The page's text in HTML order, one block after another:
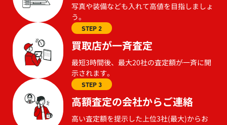
写真や装備なども入れて高値を目指しましょ
う。
STEP 2
買取店が一斉査定
最短3時間後、最大20社の査定額が一斉に開
示されます。
STEP 3
高額査定の会社からご連絡
高い査定額を提示した上位3社(最大)からお